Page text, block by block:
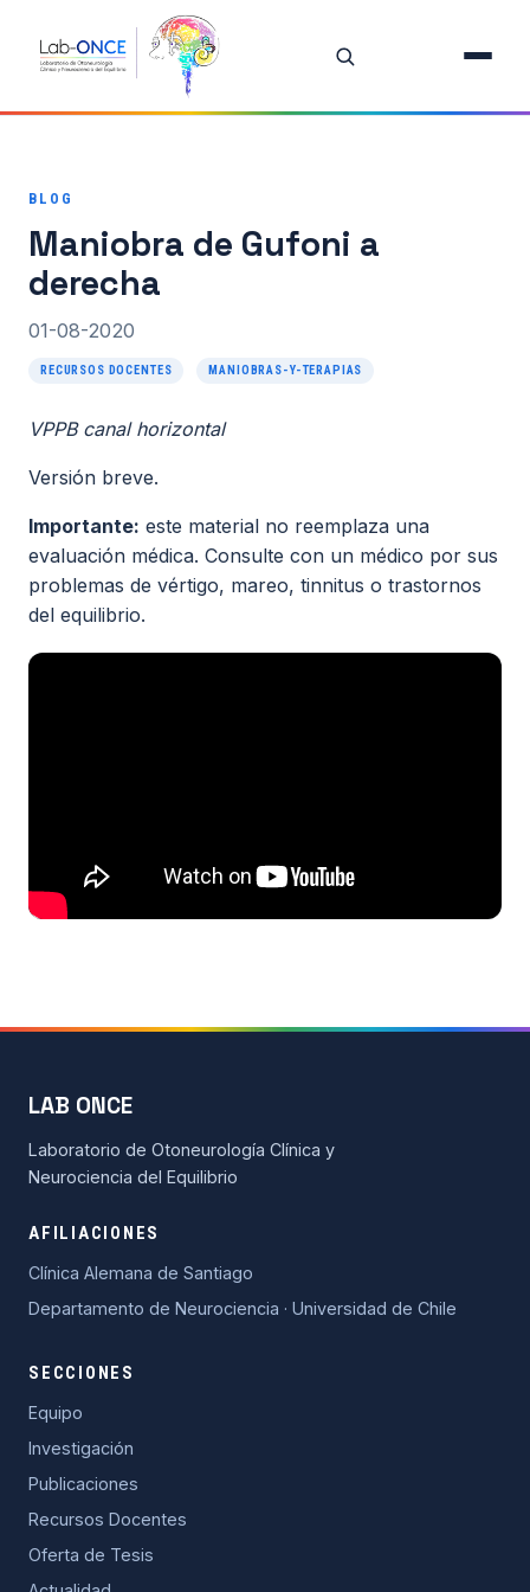
Investigación
Proyectos
Publicaciones destacadas
Todas las publicaciones
Oferta de Tesis
Todos los recursos
Esenciales de Vértigo
Actualidad
BLOG
Maniobra de Gufoni a
derecha
01-08-2020
RECURSOS DOCENTES MANIOBRAS-Y-TERAPIAS
VPPB canal horizontal
Versión breve.
Importante: este material no reemplaza una
evaluación médica. Consulte con un médico por sus
problemas de vértigo, mareo, tinnitus o trastornos
del equilibrio.
LAB ONCE
Laboratorio de Otoneurología Clínica y
Neurociencia del Equilibrio
AFILIACIONES
Clínica Alemana de Santiago
Departamento de Neurociencia · Universidad de Chile
SECCIONES
Equipo
Investigación
Publicaciones
Recursos Docentes
Oferta de Tesis